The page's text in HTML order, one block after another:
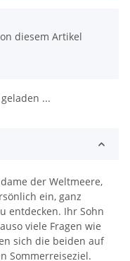
diesem Artikel
...
der Weltmeere,
ein, ganz
entdecken. Ihr Sohn
viele Fragen wie
sich die beiden auf
Sommerreiseziel.